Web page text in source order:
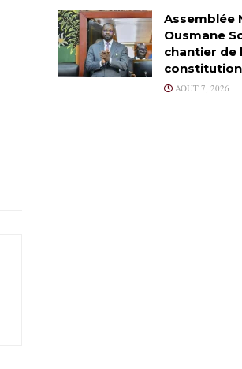
Assemblée
Ousmane
chantier de
AOÛT 7, 2026